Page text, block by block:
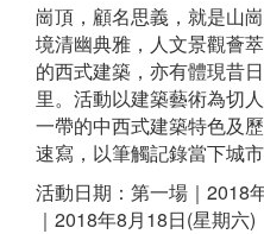
崗頂，顧名思義，就是山
境清幽典雅，人文景觀薈
的西式建築，亦有體現昔
里。活動以建築藝術為切
一帶的中西式建築特色及
速寫，以筆觸記錄當下城市
活動日期：第一場｜2018
｜2018年8月18日(星期六)